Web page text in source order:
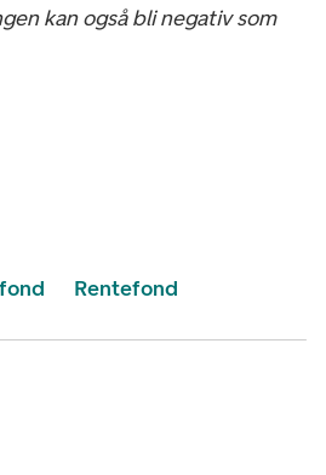
kan også bli negativ som
Rentefond